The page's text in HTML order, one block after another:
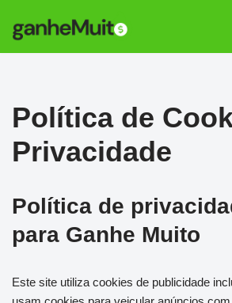
Pular
Política de
Privacidade
Política de
para Ganhe Muito
Este site utiliza cookies de publicidade